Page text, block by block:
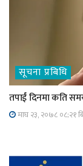
सूचना प्रबिधि
तपाईं दिनमा कति
माघ २३, २०७८ ०८;२१